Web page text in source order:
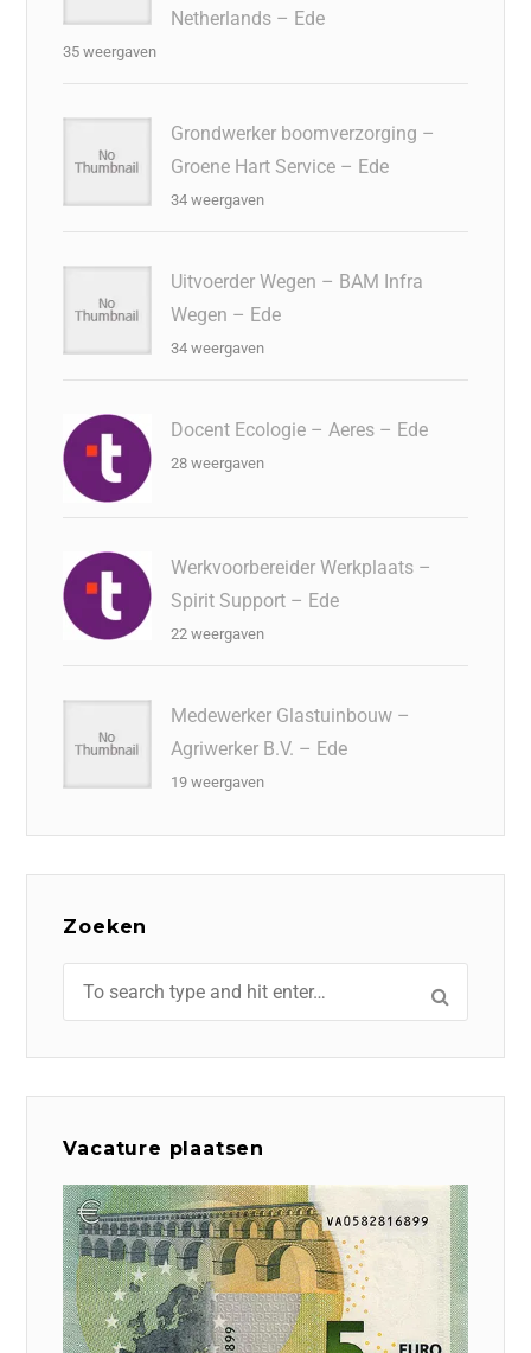
Netherlands – Ede
35 weergaven
Grondwerker boomverzorging –
Groene Hart Service – Ede
34 weergaven
Uitvoerder Wegen – BAM Infra
Wegen – Ede
34 weergaven
Docent Ecologie – Aeres – Ede
28 weergaven
Werkvoorbereider Werkplaats –
Spirit Support – Ede
22 weergaven
Medewerker Glastuinbouw –
Agriwerker B.V. – Ede
19 weergaven
Zoeken
Vacature plaatsen